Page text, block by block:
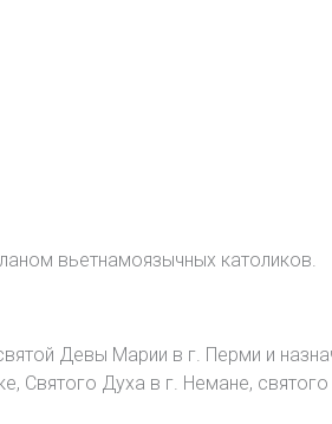
вьетнамоязычных католиков.
Девы Марии в г. Перми и
Святого Духа в г. Немане,